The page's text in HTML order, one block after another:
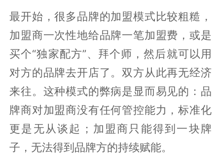
最开始，很多品牌的加盟模式比较粗糙，
加盟商一次性地给品牌一笔加盟费，或是
买个“独家配方”、拜个师，然后就可以用
对方的品牌去开店了。双方从此再无经济
来往。这种模式的弊病是显而易见的：品
牌商对加盟商没有任何管控能力，标准化
更是无从谈起；加盟商只能得到一块牌
子，无法得到品牌方的持续赋能。